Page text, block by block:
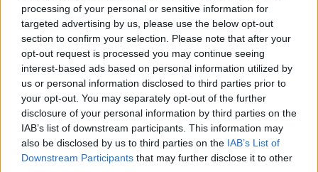
processing of your personal or sensitive information for
targeted advertising by us, please use the below opt-out
section to confirm your selection. Please note that after your
opt-out request is processed you may continue seeing
interest-based ads based on personal information utilized by
us or personal information disclosed to third parties prior to
your opt-out. You may separately opt-out of the further
disclosure of your personal information by third parties on the
IAB’s list of downstream participants. This information may
also be disclosed by us to third parties on the IAB’s List of
Downstream Participants that may further disclose it to other